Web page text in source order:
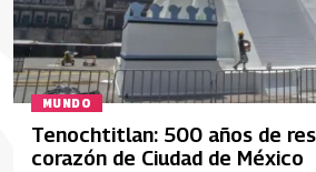
MUNDO
Tenochtitlan: 500 años de
corazón de Ciudad de México